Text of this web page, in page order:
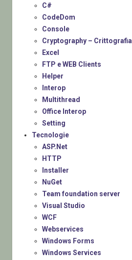
C#
CodeDom
Console
Cryptography – Crittografia
Excel
FTP e WEB Clients
Helper
Interop
Multithread
Office Interop
Setting
Tecnologie
ASP.Net
HTTP
Installer
NuGet
Team foundation server
Visual Studio
WCF
Webservices
Windows Forms
Windows Services